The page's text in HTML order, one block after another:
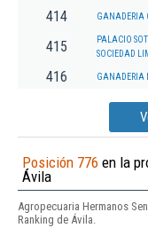
414 GANADERIA
415
PALACIO
SOCIEDAD
416 GANADERIA
Posición 776 en la
Ávila
Agropecuaria Hermanos
Ranking de Ávila.